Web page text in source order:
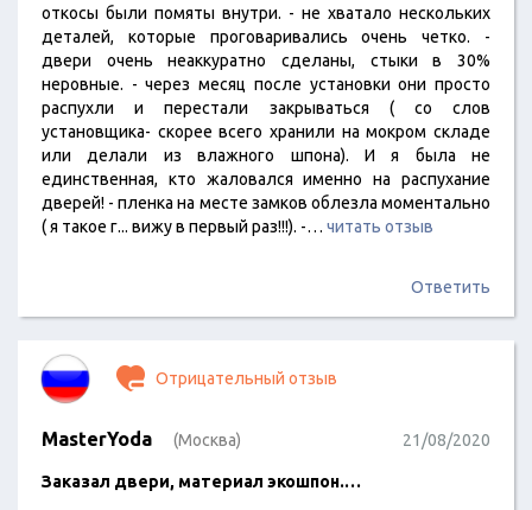
откосы были помяты внутри. - не хватало нескольких
деталей, которые проговаривались очень четко. -
двери очень неаккуратно сделаны, стыки в 30%
неровные. - через месяц после установки они просто
распухли и перестали закрываться ( со слов
установщика- скорее всего хранили на мокром складе
или делали из влажного шпона). И я была не
единственная, кто жаловался именно на распухание
дверей! - пленка на месте замков облезла моментально
( я такое г... вижу в первый раз!!!). -… читать отзыв
Ответить
Отрицательный отзыв
MasterYoda (Москва) 21/08/2020
Заказал двери, материал экошпон.…